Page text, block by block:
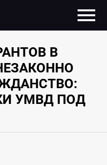
В
УМВД ПОД